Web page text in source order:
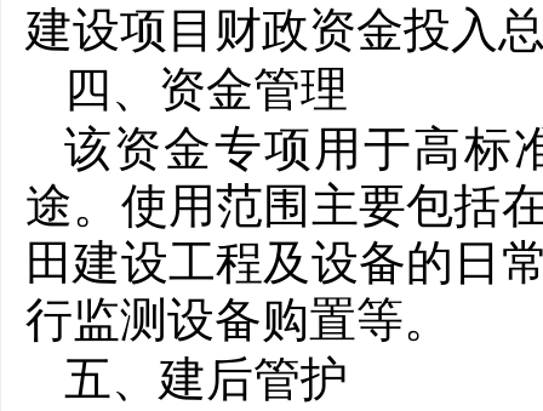
建设项目财政资金投入
四、资金管理
该资金专项用于高标
途。使用范围主要包括
田建设工程及设备的日
行监测设备购置等。
五、建后管护